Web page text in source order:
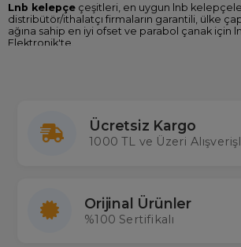
Lnb kelepçe çeşitleri, en uygun lnb
distribütör/ithalatçı firmaların garantili, ülke
ağına sahip en iyi ofset ve parabol çanak için
Elektronik'te.
kelepçe fiyatları
nı Türkiye'nin en büyük
toptan ve perakende elektronik mağazası
Merterelektronik.com 'dan satın alabilirsiniz.
Ücretsiz Kargo
1000 TL ve Üzeri
Orijinal Ürünler
%100 Sertifikalı